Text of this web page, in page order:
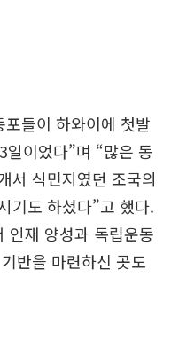
들이 하와이에 첫발
이었다”며 “많은 동
서 식민지였던 조국의
기도 하셨다”고 했다.
인재 양성과 독립운동
반을 마련하신 곳도